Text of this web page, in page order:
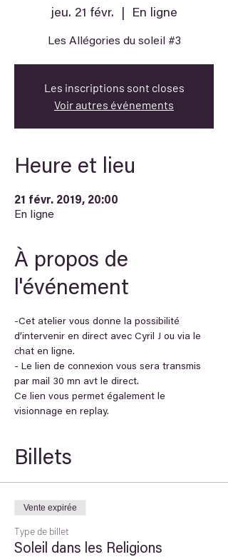
jeu. 21 févr. En ligne
Les inscriptions sont closes
Voir autres événements
Heure et lieu
21 févr. 2019, 20:00
En ligne
À propos de
l'événement
-Cet atelier vous donne la possibilité
d’intervenir en direct avec Cyril J ou via le
chat en ligne.
- Le lien de connexion vous sera transmis
par mail 30 mn avt le direct.
Ce lien vous permet également le
visionnage en replay.
Billets
Vente expirée
Type de billet
Soleil dans les Religions